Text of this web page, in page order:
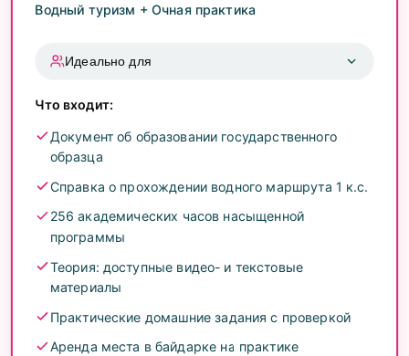
Водный туризм + Очная практика
Идеально для
Новичков, которые хотят начать с нуля под
Действующих инструкторов, желающих
практический опыт
Что входит:
Документ об образовании государственного
образца
Справка о прохождении водного маршрута 1 к.с.
256 академических часов насыщенной
программы
Теория: доступные видео- и текстовые
материалы
Практические домашние задания с проверкой
Аренда места в байдарке на практике